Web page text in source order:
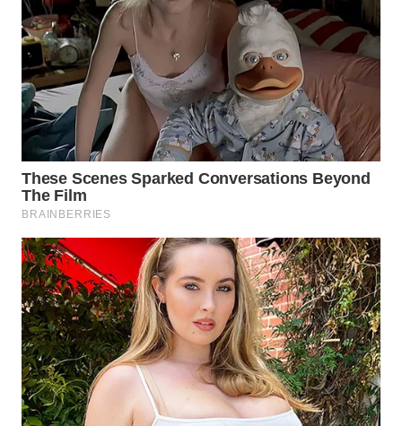
CIREBON
WN
INDRAMAYU
WN
KUNINGAN
WN
MAJALENGKA
WN
SUBANG
WN
SUKABUMI
WN
PURWAKARTA